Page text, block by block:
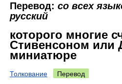
Перевод: со всех
русский
которого многие
Стивенсоном или
миниатюре
Толкование Перевод